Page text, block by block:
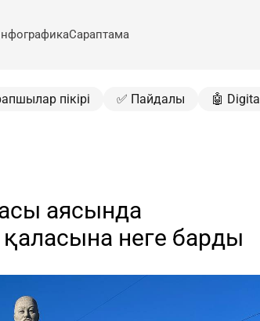
Сараптама
пікірі ✅ Пайдалы 🤖 Digital
аясында
неге барды